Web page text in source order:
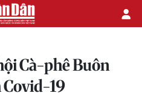
Cà-phê Buôn
19